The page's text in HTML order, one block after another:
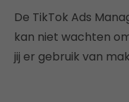
De TikTok Ads
kan niet wachten
jij er gebruik van